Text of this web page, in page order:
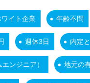
ワイト企業 年齢不問
週休3日 内定
ンジニア） 地元の